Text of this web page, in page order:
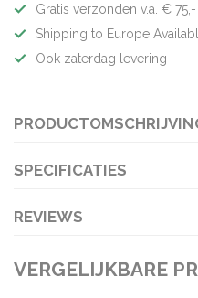
Gratis verzonden v.a. € 75,-
Shipping to Europe
Ook zaterdag levering
SPECIFICATIES
REVIEWS
VERGELIJKBARE